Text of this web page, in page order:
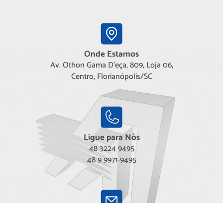
Onde Estamos
Av. Othon Gama D'eça, 809, Loja 06,
Centro, Florianópolis/SC
Ligue para Nós
48 3224 9495
48 9 9971-9495